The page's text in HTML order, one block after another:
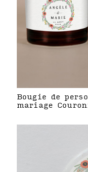
Bougie de
mariage